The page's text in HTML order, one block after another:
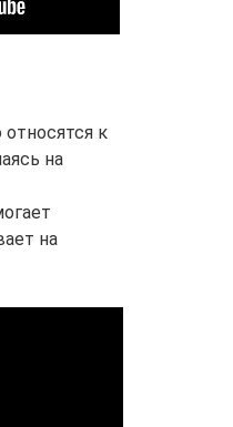
к
на
на